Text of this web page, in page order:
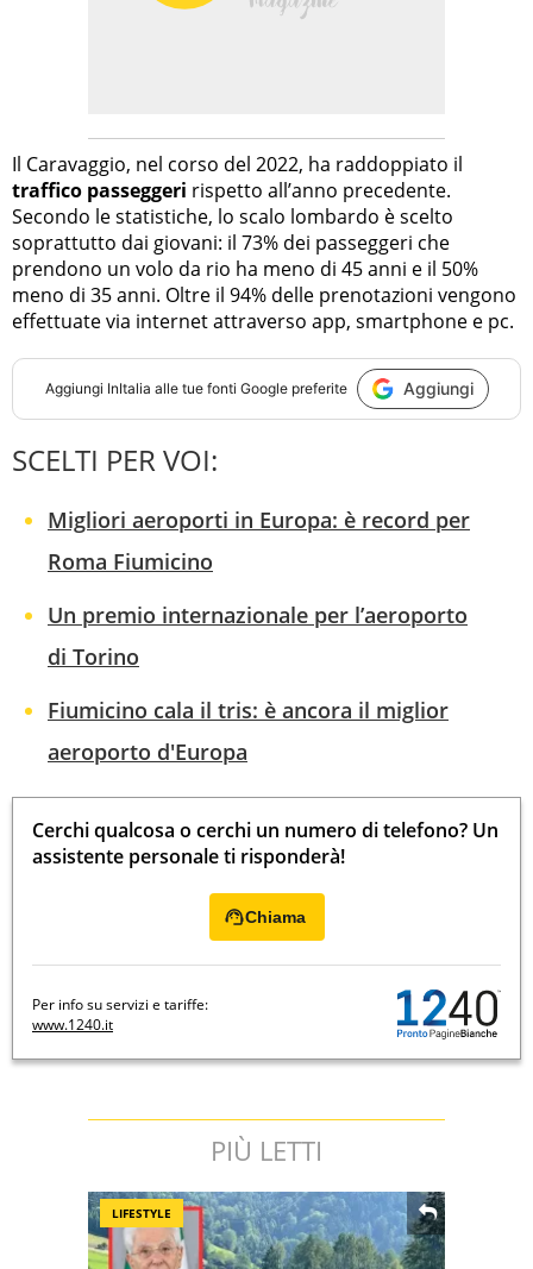
Il Caravaggio, nel corso del 2022, ha raddoppiato il
traffico passeggeri rispetto all’anno precedente.
Secondo le statistiche, lo scalo lombardo è scelto
soprattutto dai giovani: il 73% dei passeggeri che
prendono un volo da rio ha meno di 45 anni e il 50%
meno di 35 anni. Oltre il 94% delle prenotazioni vengono
effettuate via internet attraverso app, smartphone e pc.
Aggiungi InItalia alle tue fonti Google preferite Aggiungi
SCELTI PER VOI:
Migliori aeroporti in Europa: è record per
Roma Fiumicino
Un premio internazionale per l’aeroporto
di Torino
Fiumicino cala il tris: è ancora il miglior
aeroporto d'Europa
Cerchi qualcosa o cerchi un numero di telefono? Un
assistente personale ti risponderà!
Chiama
Per info su servizi e tariffe:
www.1240.it
PIÙ LETTI
LIFESTYLE